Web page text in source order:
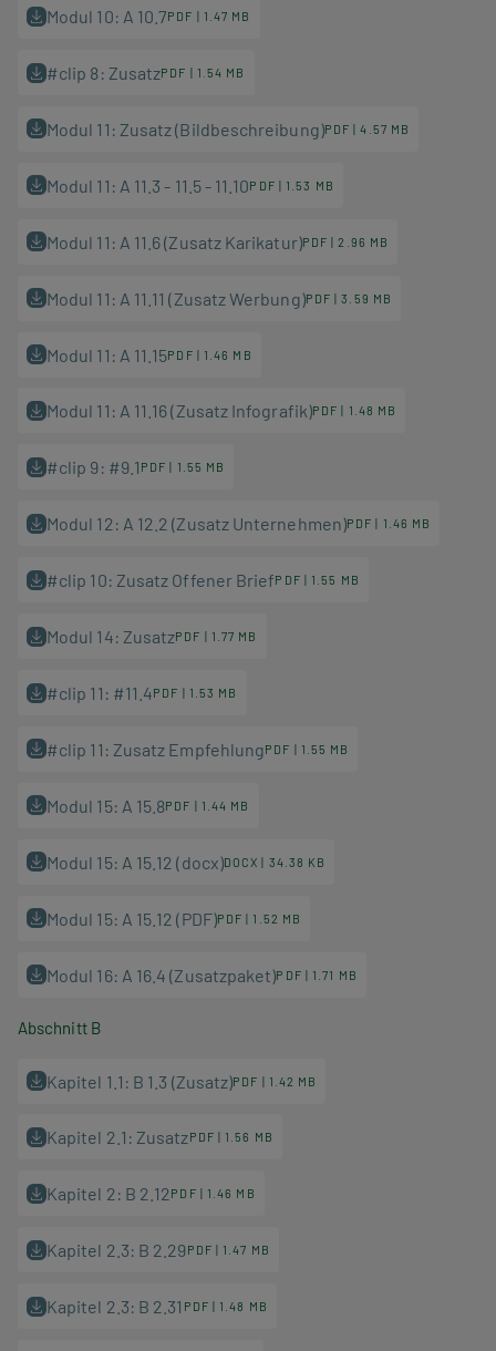
Modul 10: A 10.7PDF | 1.47 MB
#clip 8: ZusatzPDF | 1.54 MB
Modul 11: Zusatz (Bildbeschreibung)PDF | 4.57 MB
Modul 11: A 11.3 - 11.5 - 11.10PDF | 1.53 MB
Modul 11: A 11.6 (Zusatz Karikatur)PDF | 2.96 MB
Modul 11: A 11.11 (Zusatz Werbung)PDF | 3.59 MB
Modul 11: A 11.15PDF | 1.46 MB
Modul 11: A 11.16 (Zusatz Infografik)PDF | 1.48 MB
#clip 9: #9.1 PDF | 1.55 MB
Modul 12: A 12.2 (Zusatz Unternehmen)PDF | 1.46 MB
#clip 10: Zusatz Offener BriefPDF | 1.55 MB
Modul 14: ZusatzPDF | 1.77 MB
#clip 11: #11.4PDF | 1.53 MB
#clip 11: Zusatz EmpfehlungPDF | 1.55 MB
Modul 15: A 15.8PDF | 1.44 MB
Modul 15: A 15.12 (docx)DOCX | 34.38 KB
Modul 15: A 15.12 (PDF)PDF | 1.52 MB
Modul 16: A 16.4 (Zusatzpaket)PDF | 1.71 MB
Abschnitt B
Kapitel 1.1: B 1.3 (Zusatz)PDF | 1.42 MB
Kapitel 2.1: ZusatzPDF | 1.56 MB
Kapitel 2: B 2.12 PDF | 1.46 MB
Kapitel 2.3: B 2.29PDF | 1.47 MB
Kapitel 2.3: B 2.31 PDF | 1.48 MB